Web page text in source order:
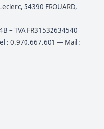
54390 FROUARD,
– TVA FR31532634540
: 0.970.667.601 — Mail :